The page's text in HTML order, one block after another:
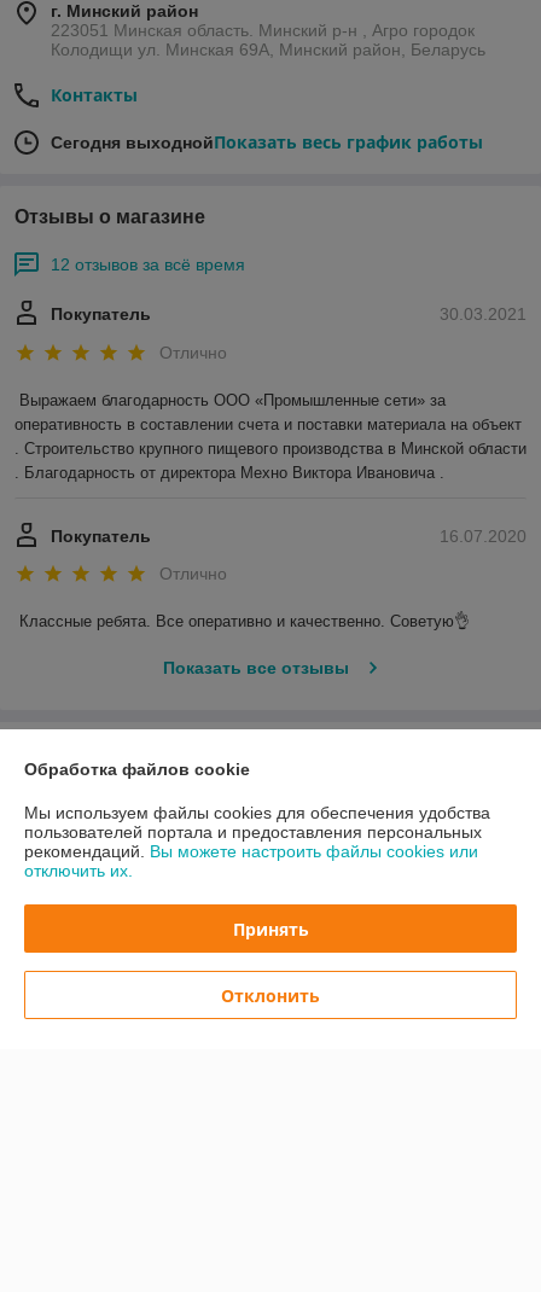
г. Минский район
223051 Минская область. Минский р-н , Агро городок
Колодищи ул. Минская 69А, Минский район, Беларусь
Контакты
Сегодня выходнойПоказать весь график работы
Отзывы о магазине
12 отзывов за всё время
30.03.2021
Покупатель
Отлично
Выражаем благодарность ООО «Промышленные сети» за
оперативность в составлении счета и поставки материала на объект
. Строительство крупного пищевого производства в Минской области
. Благодарность от директора Мехно Виктора Ивановича .
16.07.2020
Покупатель
Отлично
Классные ребята. Все оперативно и качественно. Советую👌
Показать все отзывы
Контакты
Доставка и оплата
Полная версия сайта
Обработка файлов cookie
Мы используем файлы cookies для обеспечения удобства
пользователей портала и предоставления персональных
рекомендаций. Вы можете настроить файлы cookies или
отключить их.
Принять
Отклонить